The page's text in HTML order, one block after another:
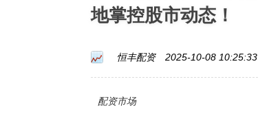
地掌控股市动态！
恒丰配资 2025-10-08 10:25:33
配资市场